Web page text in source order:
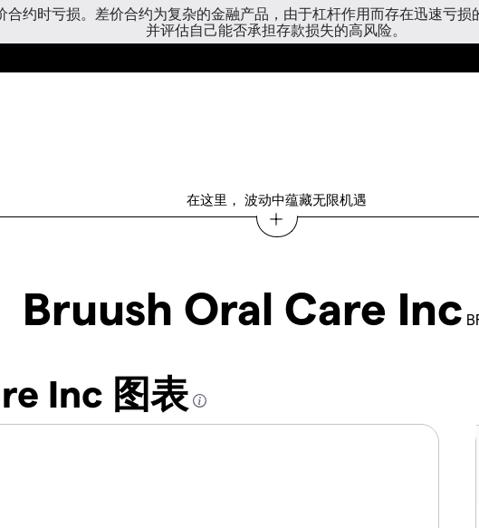
约时亏损。差价合约为复杂的金融产品，由于杠杆作用而存在迅速亏
并评估自己能否承担存款损失的高风险。
在这里， 波动中蕴藏无限机遇
Bruush Oral Care Inc
Inc 图表